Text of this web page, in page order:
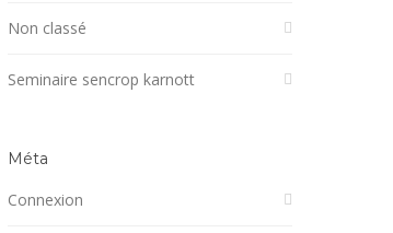
Non classé
Seminaire sencrop karnott
Méta
Connexion